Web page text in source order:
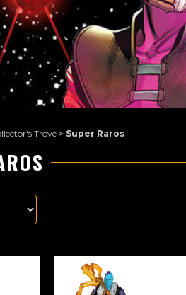
Trove > Super Raros